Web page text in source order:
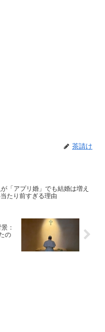
茶請け
「アプリ婚」でも結婚は増え
たり前すぎる理由
：
の